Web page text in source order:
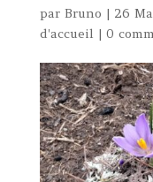
par Bruno | 26
d'accueil | 0